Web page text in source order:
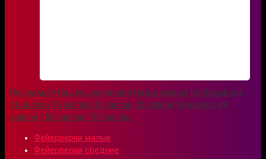
На свадьбу На день рождения На выпускной На Новый год
16 залпов 19 залпов 20 залпов 25 залпов 36 залпов 49
залпов 100 залпов 150 залпов
Фейерверки малые
Фейерверки средние